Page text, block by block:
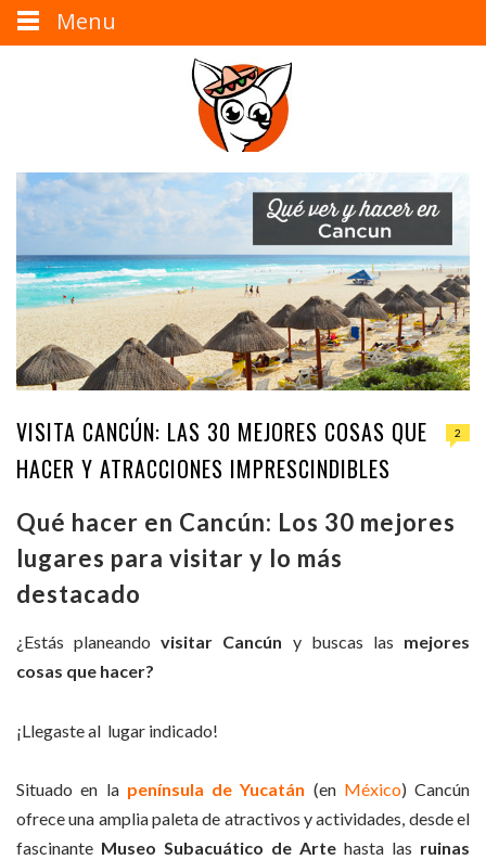
VISITA CANCÚN: LAS 30 MEJORES COSAS QUE
HACER Y ATRACCIONES IMPRESCINDIBLES
2
Qué hacer en Cancún: Los 30 mejores
lugares para visitar y lo más
destacado
¿Estás planeandovisitar Cancún y buscas las mejores
cosas que hacer?
¡Llegaste al lugar indicado!
Situado en la península de Yucatán (en México) Cancún
ofrece una amplia paleta de atractivos y actividades, desde el
fascinante Museo Subacuático de Arte hasta las ruinas
Menu